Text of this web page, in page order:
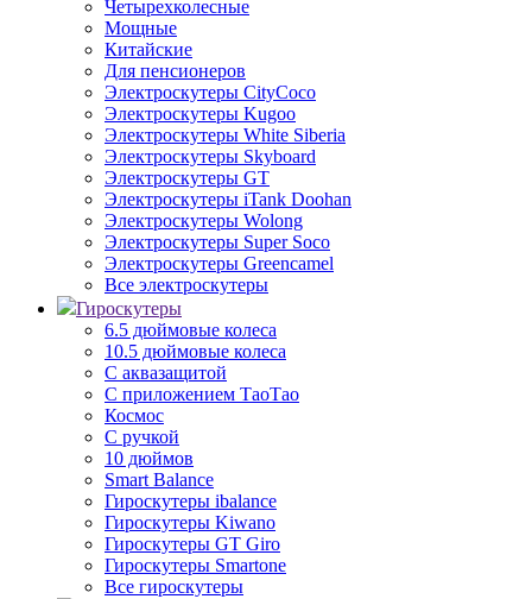
Четырехколесные
Мощные
Китайские
Для пенсионеров
Электроскутеры CityCoco
Электроскутеры Kugoo
Электроскутеры White Siberia
Электроскутеры Skyboard
Электроскутеры GT
Электроскутеры iTank Doohan
Электроскутеры Wolong
Электроскутеры Super Soco
Электроскутеры Greencamel
Все электроскутеры
Гироскутеры
6.5 дюймовые колеса
10.5 дюймовые колеса
С аквазащитой
С приложением ТаоТао
Космос
С ручкой
10 дюймов
Smart Balance
Гироскутеры ibalance
Гироскутеры Kiwano
Гироскутеры GT Giro
Гироскутеры Smartone
Все гироскутеры